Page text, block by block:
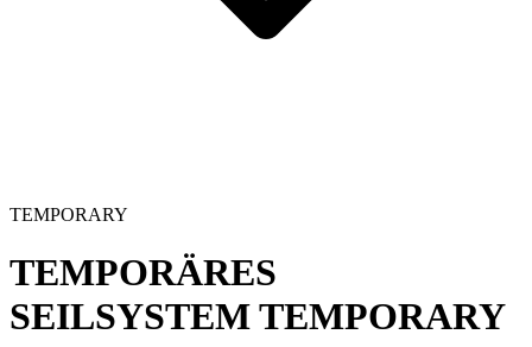
TEMPORARY
TEMPORÄRES
SEILSYSTEMTEMPORARY